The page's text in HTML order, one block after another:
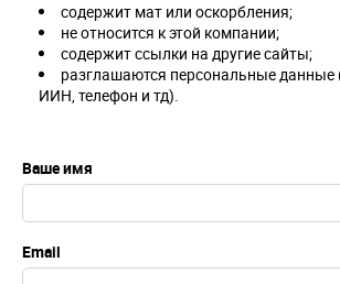
Ваше имя
Email
содержит мат или оскорбления;
не относится к этой компании;
содержит ссылки на другие сайты;
разглашаются персональные
ИИН, телефон и тд).